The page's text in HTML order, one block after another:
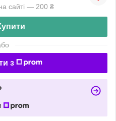
сайті — 200 ₴
з